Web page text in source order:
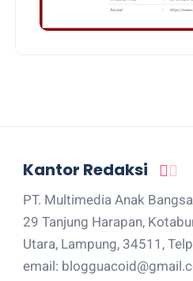
Kantor Redaksi
PT. Multimedia Anak
29 Tanjung Harapan,
Utara, Lampung, 34511,
email: